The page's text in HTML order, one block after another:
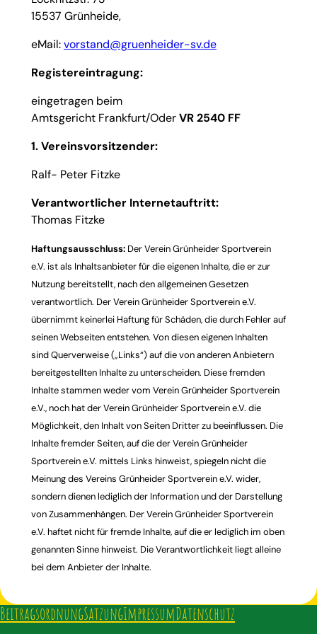
15537 Grünheide,
eMail:vorstand@gruenheider-sv.de
Registereintragung:
eingetragen beim
Amtsgericht Frankfurt/OderVR 2540 FF
1. Vereinsvorsitzender:
Ralf- Peter Fitzke
Verantwortlicher Internetauftritt:
Thomas Fitzke
Haftungsausschluss: Der Verein Grünheider Sportverein
e.V. ist als Inhaltsanbieter für die eigenen Inhalte, die er zur
Nutzung bereitstellt, nach den allgemeinen Gesetzen
verantwortlich. Der Verein Grünheider Sportverein e.V.
übernimmt keinerlei Haftung für Schäden, die durch Fehler auf
seinen Webseiten entstehen. Von diesen eigenen Inhalten
sind Querverweise („Links“) auf die von anderen Anbietern
bereitgestellten Inhalte zu unterscheiden. Diese fremden
Inhalte stammen weder vom Verein Grünheider Sportverein
e.V., noch hat der Verein Grünheider Sportverein e.V. die
Möglichkeit, den Inhalt von Seiten Dritter zu beeinflussen. Die
Inhalte fremder Seiten, auf die der Verein Grünheider
Sportverein e.V. mittels Links hinweist, spiegeln nicht die
Meinung des Vereins Grünheider Sportverein e.V. wider,
sondern dienen lediglich der Information und der Darstellung
von Zusammenhängen. Der Verein Grünheider Sportverein
e.V. haftet nicht für fremde Inhalte, auf die er lediglich im oben
genannten Sinne hinweist. Die Verantwortlichkeit liegt alleine
bei dem Anbieter der Inhalte.
BeitragsordnungSatzungImpressumDatenschutz